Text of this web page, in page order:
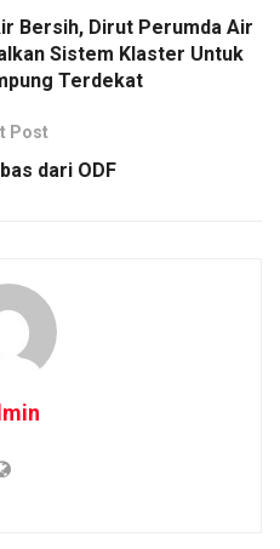
Bersih, Dirut Perumda Air
Sistem Klaster Untuk
Terdekat
Post
dari ODF